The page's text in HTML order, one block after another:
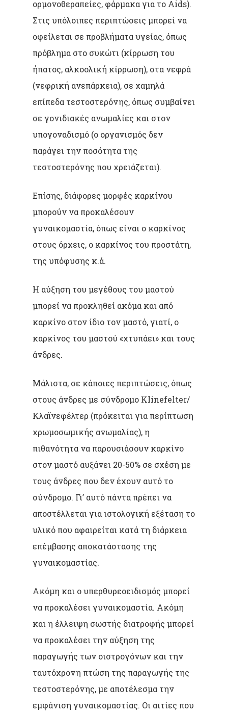
ορμονοθεραπείες, φάρμακα για το Aids).
Στις υπόλοιπες περιπτώσεις μπορεί να
οφείλεται σε προβλήματα υγείας, όπως
πρόβλημα στο συκώτι (κίρρωση του
ήπατος, αλκοολική κίρρωση), στα νεφρά
(νεφρική ανεπάρκεια), σε χαμηλά
επίπεδα τεστοστερόνης, όπως συμβαίνει
σε γονιδιακές ανωμαλίες και στον
υπογοναδισμό (ο οργανισμός δεν
παράγει την ποσότητα της
τεστοστερόνης που χρειάζεται).
Επίσης, διάφορες μορφές καρκίνου
μπορούν να προκαλέσουν
γυναικομαστία, όπως είναι ο καρκίνος
στους όρχεις, ο καρκίνος του προστάτη,
της υπόφυσης κ.ά.
Η αύξηση του μεγέθους του μαστού
μπορεί να προκληθεί ακόμα και από
καρκίνο στον ίδιο τον μαστό, γιατί, ο
καρκίνος του μαστού «χτυπάει» και τους
άνδρες.
Μάλιστα, σε κάποιες περιπτώσεις, όπως
στους άνδρες με σύνδρομο Klinefelter/
Κλαϊνεφέλτερ (πρόκειται για περίπτωση
χρωμοσωμικής ανωμαλίας), η
πιθανότητα να παρουσιάσουν καρκίνο
στον μαστό αυξάνει 20-50% σε σχέση με
τους άνδρες που δεν έχουν αυτό το
σύνδρομο. Γι’ αυτό πάντα πρέπει να
αποστέλλεται για ιστολογική εξέταση το
υλικό που αφαιρείται κατά τη διάρκεια
επέμβασης αποκατάστασης της
γυναικομαστίας.
Ακόμη και ο υπερθυρεοειδισμός μπορεί
να προκαλέσει γυναικομαστία. Ακόμη
και η έλλειψη σωστής διατροφής μπορεί
να προκαλέσει την αύξηση της
παραγωγής των οιστρογόνων και την
ταυτόχρονη πτώση της παραγωγής της
τεστοστερόνης, με αποτέλεσμα την
εμφάνιση γυναικομαστίας. Οι αιτίες που